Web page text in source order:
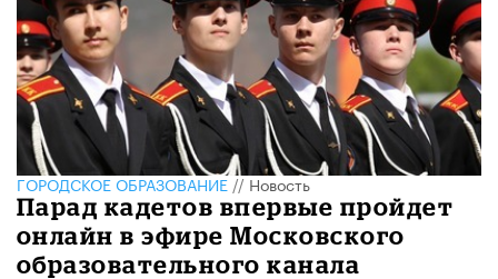
ГОРОДСКОЕ ОБРАЗОВАНИЕ//Новость
Парад кадетов впервые пройдет
онлайн в эфире Московского
образовательного канала